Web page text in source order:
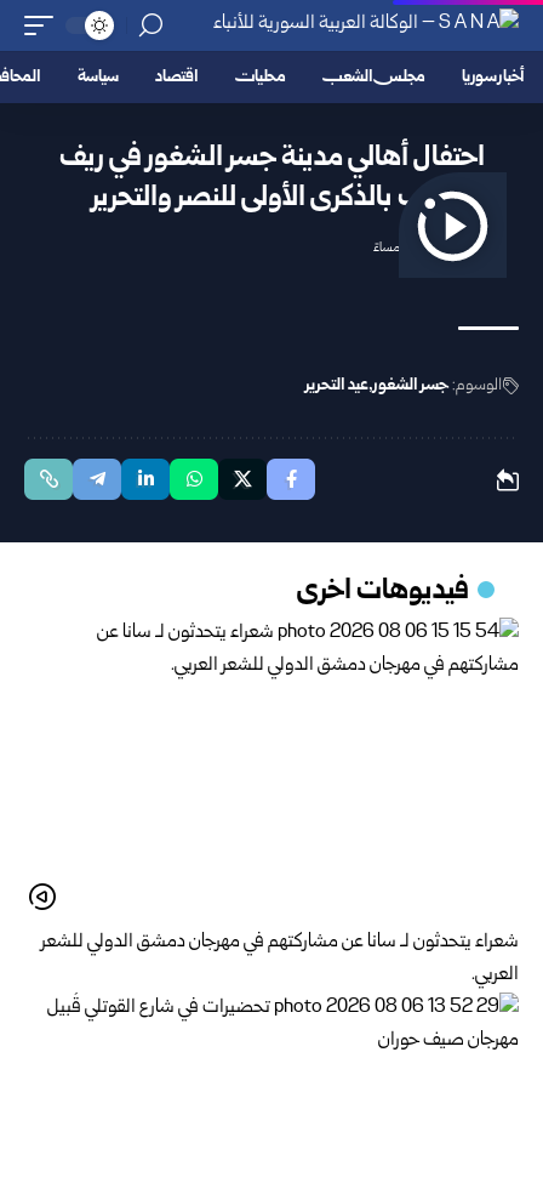
أخبار سوريا مجلس الشعب محليات اقتصاد سياسة
احتفال أهالي مدينة جسر الشغور في ريف
إدلب بالذكرى الأولى للنصر والتحرير
2025/12/11 11:10 مساءً
الوسوم:جسر الشغور عيد التحرير
فيديوهات اخرى
شعراء يتحدثون لـ سانا عن مشاركتهم في مهرجان دمشق الدولي للشعر
العربي.